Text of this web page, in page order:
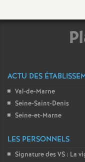
ACTU DES
Val-de-Marne
Seine-Saint-Denis
Seine-et-Marne
LES PERSONNELS
Signature des VS : La